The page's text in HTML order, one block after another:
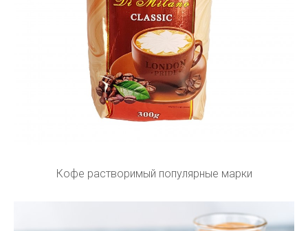
Кофе растворимый популярные марки